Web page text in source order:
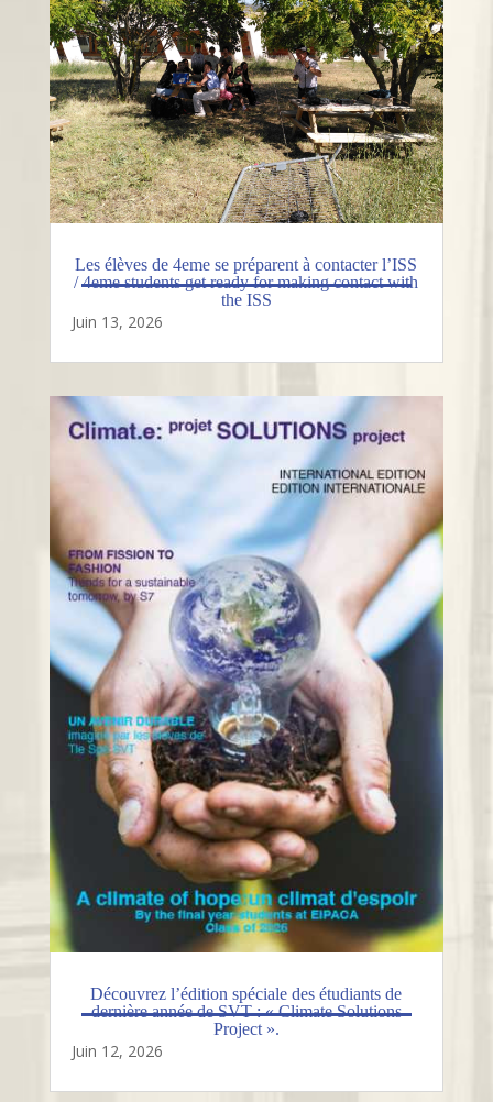
Les élèves de 4eme se préparent à contacter l’ISS
/ 4eme students get ready for making contact with
the ISS
Juin 13, 2026
Découvrez l’édition spéciale des étudiants de
dernière année de SVT : « Climate Solutions
Project ».
Juin 12, 2026